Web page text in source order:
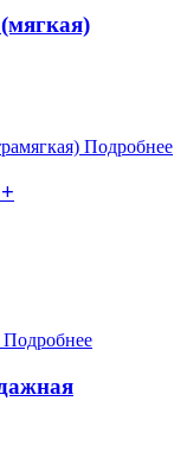
Подробнее
Подробнее